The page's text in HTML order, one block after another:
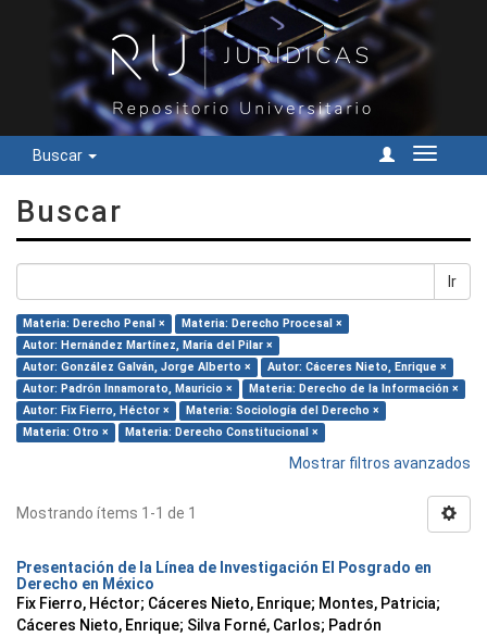
Buscar
Cambiar
Buscar
Ir
Materia: Derecho Penal ×
Materia: Derecho Procesal ×
Autor: Hernández Martínez, María del Pilar ×
Autor: González Galván, Jorge Alberto ×
Autor: Cáceres Nieto, Enrique ×
Autor: Padrón Innamorato, Mauricio ×
Materia: Derecho de la Información ×
Autor: Fix Fierro, Héctor ×
Materia: Sociología del Derecho ×
Materia: Otro ×
Materia: Derecho Constitucional ×
Mostrar filtros avanzados
Mostrando ítems 1-1 de 1
Presentación de la Línea de Investigación El Posgrado en
Derecho en México
Fix Fierro, Héctor; Cáceres Nieto, Enrique; Montes, Patricia;
Cáceres Nieto, Enrique; Silva Forné, Carlos; Padrón